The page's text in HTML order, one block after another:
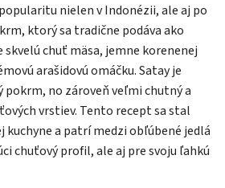
nielen v Indonézii, ale aj po
ktorý sa tradične podáva ako
chuť mäsa, jemne korenenej
arašidovú omáčku. Satay je
pokrm, no zároveň veľmi chutný a
vrstiev. Tento recept sa stal
a patrí medzi obľúbené jedlá
chuťový profil, ale aj pre svoju ľahkú